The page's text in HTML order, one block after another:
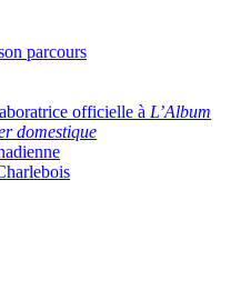
parcours
officielle à L’Album
domestique